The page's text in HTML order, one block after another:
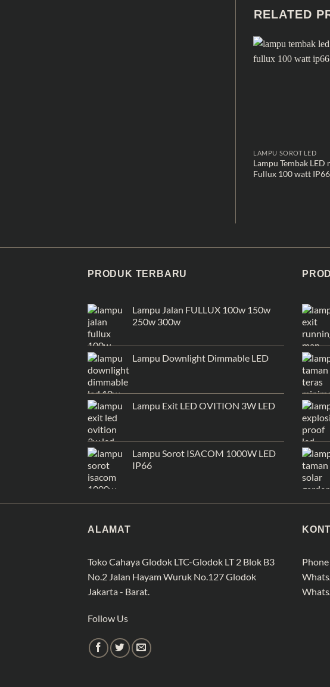
RELATED
LAMPU SOROT LED
Lampu Tembak LED
Fullux 100 watt IP66
PRODUK TERBARU
Lampu Jalan FULLUX 100w 150w
250w 300w
Lampu Downlight Dimmable LED
Lampu Exit LED OVITION 3W LED
Lampu Sorot ISACOM 1000W LED
IP66
ALAMAT
Toko Cahaya Glodok LTC-Glodok LT 2 Blok B3
No.2 Jalan Hayam Wuruk No.127 Glodok
Jakarta - Barat.
Follow Us